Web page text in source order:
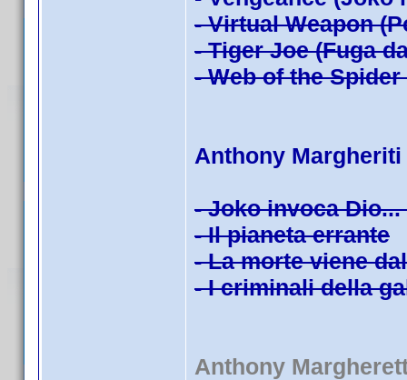
- Virtual Weapon
- Tiger Joe (Fuga
- Web of the
Anthony Margheriti
- Joko invoca
- Il pianeta errante
- La morte viene
- I criminali della
Anthony